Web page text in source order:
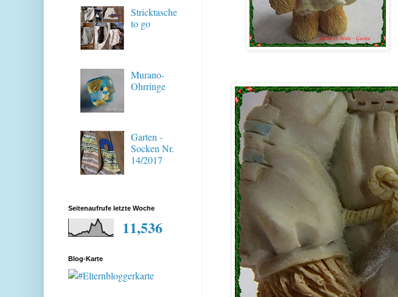
Stricktasche
to go
Murano-
Ohrringe
Garten -
Socken Nr.
14/2017
Seitenaufrufe letzte Woche
11,536
Blog-Karte